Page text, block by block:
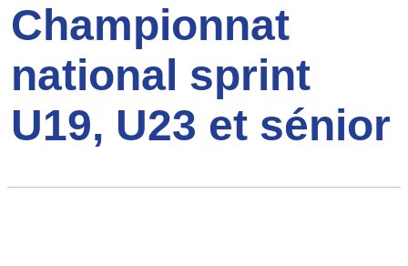
Championnat
national sprint
U19, U23 et sénior